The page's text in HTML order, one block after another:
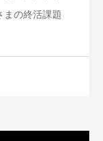
まの終活課題